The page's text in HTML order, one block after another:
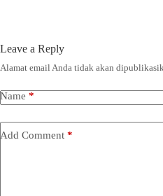
Leave a Reply
Alamat email Anda tidak akan
Name *
Add Comment *